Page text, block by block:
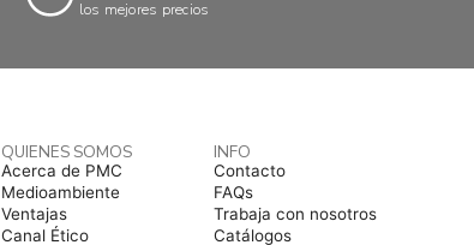
los mejores precios
QUIENES SOMOS
Acerca de PMC
Medioambiente
Ventajas
Canal Ético
INFO
Contacto
FAQs
Trabaja con nosotros
Catálogos